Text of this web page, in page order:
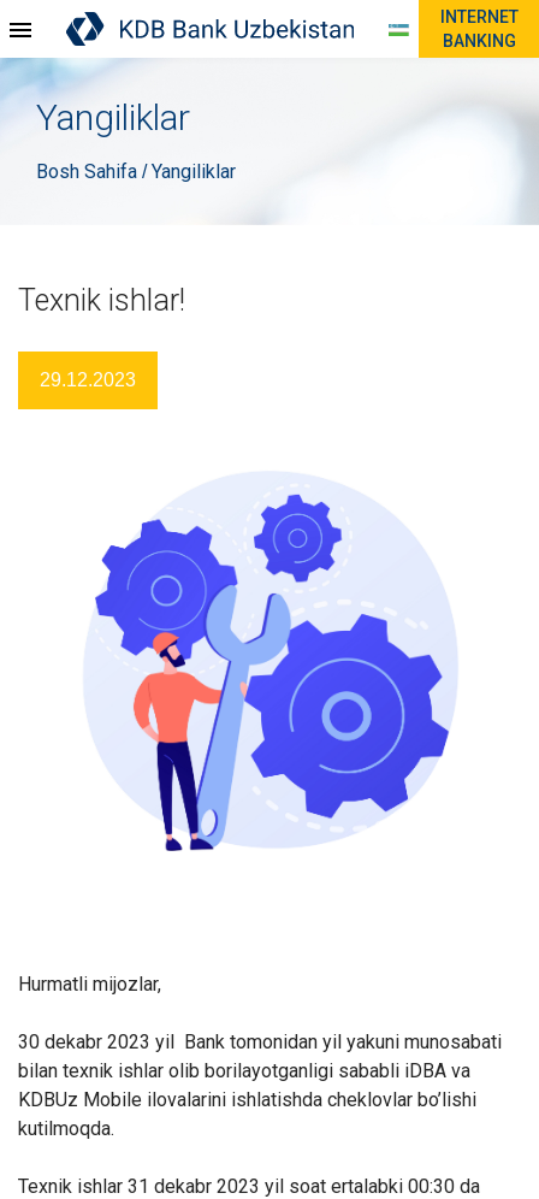
INTERNET
BANKING
Yangiliklar
Bosh Sahifa /Yangiliklar
Texnik ishlar!
29.12.2023
Hurmatli mijozlar,
30 dekabr 2023 yil Bank tomonidan yil yakuni munosabati
bilan texnik ishlar olib borilayotganligi sababli iDBA va
KDBUz Mobile ilovalarini ishlatishda cheklovlar bo’lishi
kutilmoqda.
Texnik ishlar 31 dekabr 2023 yil soat ertalabki 00:30 da